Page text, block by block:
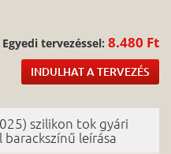
Egyedi tervezéssel: 8.480 Ft
INDULHAT A TERVEZÉS
szilikon tok gyári
barackszínű leírása